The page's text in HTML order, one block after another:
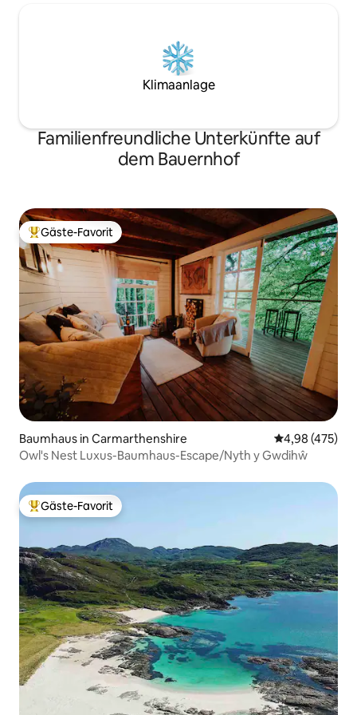
Klimaanlage
Familienfreundliche Unterkünfte auf
dem Bauernhof
Beliebter Gäste-Favorit.
Gäste-Favorit
Baumhaus in Carmarthenshire
4,98 (475)
Owl's Nest Luxus-Baumhaus-Escape/Nyth y Gwdihŵ
Beliebter Gäste-Favorit.
Gäste-Favorit